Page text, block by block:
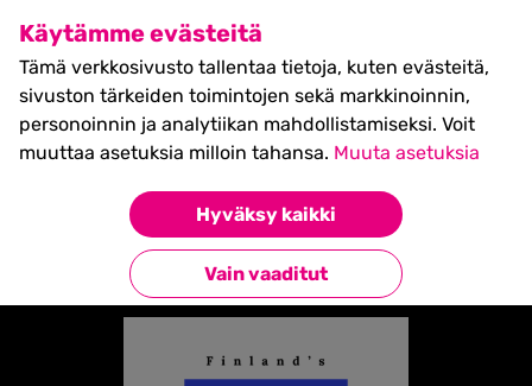
Käytämme evästeitä
Tämä verkkosivusto tallentaa tietoja, kuten evästeitä,
sivuston tärkeiden toimintojen sekä markkinoinnin,
personoinnin ja analytiikan mahdollistamiseksi. Voit
muuttaa asetuksia milloin tahansa. Muuta asetuksia
Hyväksy kaikki
Vain vaaditut
SHIFT Business Festival
27.5.2027, Turku - liput
myynnissä nyt! >>
Partners»FAIA
Takaisin kumppaneihin